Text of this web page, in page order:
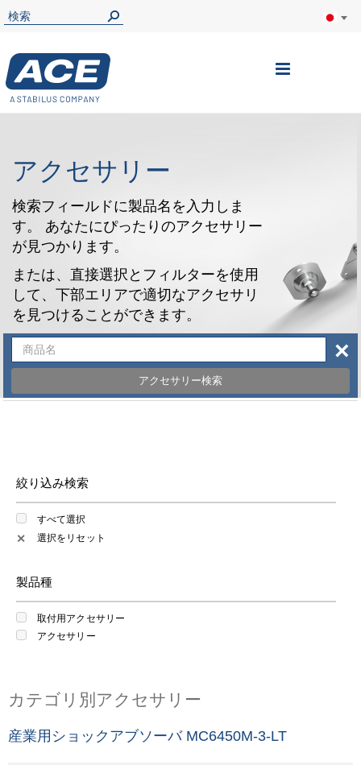
ナ
アクセサリー
検索フィールドに製品名を入力しま
す。 あなたにぴったりのアクセサリー
が見つかります。
または、直接選択とフィルターを使用
して、下部エリアで適切なアクセサリ
を見つけることができます。
アクセサリー検索
×
絞り込み検索
すべて選択
✕ 選択をリセット
製品種
取付用アクセサリー
アクセサリー
カテゴリ別アクセサリー
産業用ショックアブソーバ MC6450M-3-LT